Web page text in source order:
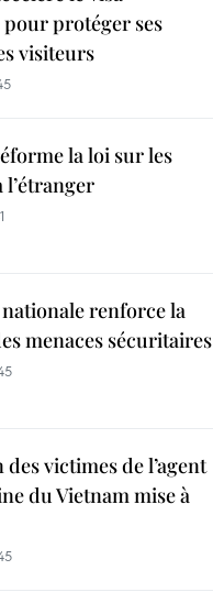
protéger ses
visiteurs
la loi sur les
renforce la
menaces sécuritaires
des victimes de l’agent
du Vietnam mise à